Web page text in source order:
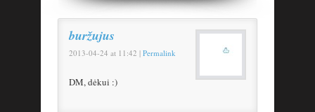
buržujus
2013-04-24 at 11:42 | Permalink
DM, dėkui :)